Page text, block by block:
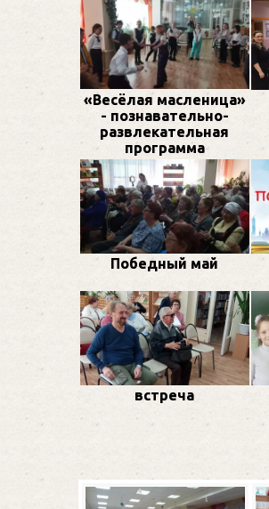
«Весёлая масленица»
- познавательно-
развлекательная
программа
Победный май
встреча